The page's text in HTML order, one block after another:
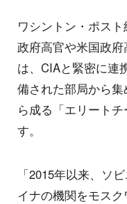
ワシントン・ポス
政府高官や米国政
は、CIAと緊密に連
備された部局から
ら成る「エリート
す。
「2015年以来、ソ
イナの機関をモス